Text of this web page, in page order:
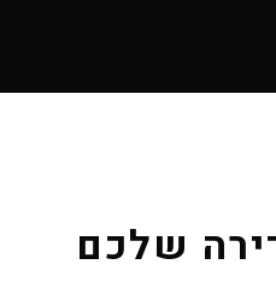
שלכם